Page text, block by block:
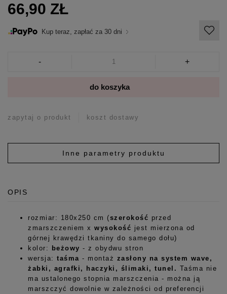
66,90 ZŁ
Kup teraz, zapłać za 30 dni
- +
do koszyka
zapytaj o produkt koszt dostawy
Inne parametry produktu
OPIS
rozmiar: 180x250 cm (szerokość przed
zmarszczeniem x wysokość jest mierzona od
górnej krawędzi tkaniny do samego dołu)
kolor: beżowy - z obydwu stron
wersja: taśma - montaż zasłony na system wave,
żabki, agrafki, haczyki, ślimaki, tunel. Taśma nie
ma ustalonego stopnia marszczenia - można ją
marszczyć dowolnie w zależności od preferencji